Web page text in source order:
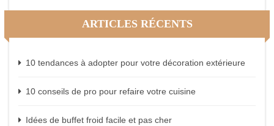
ARTICLES RÉCENTS
10 tendances à adopter pour votre décoration extérieure
10 conseils de pro pour refaire votre cuisine
Idées de buffet froid facile et pas cher